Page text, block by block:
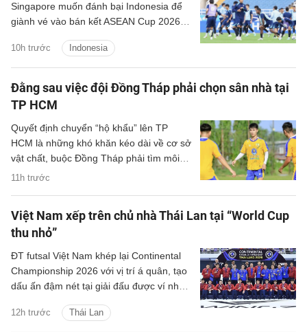
10h trước Indonesia
Singapore muốn đánh bại Indonesia để
giành vé vào bán kết ASEAN Cup 2026,
dành tặng NHM nhân dịp Quốc khánh
Singapore.
Đằng sau việc đội Đồng Tháp phải chọn sân nhà tại
TP HCM
11h trước
Quyết định chuyển “hộ khẩu” lên TP
HCM là những khó khăn kéo dài về cơ sở
vật chất, buộc Đồng Tháp phải tìm môi
trường phù hợp hơn để duy trì hoạt
Việt Nam xếp trên chủ nhà Thái Lan tại “World Cup
thu nhỏ”
12h trước Thái Lan
ĐT futsal Việt Nam khép lại Continental
Championship 2026 với vị trí á quân, tạo
dấu ấn đậm nét tại giải đấu được ví như